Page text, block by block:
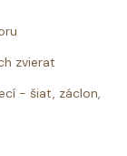
zvierat
- šiat, záclon,